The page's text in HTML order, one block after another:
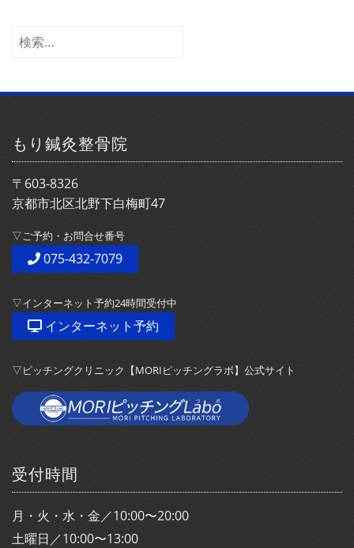
イ
検
もり鍼灸整骨院
〒603-8326
京都市北区北野下白梅町47
▽ご予約・お問合せ番号
075-432-7079
▽インターネット予約24時間受付中
インターネット予約
▽ピッチングクリニック【MORIピッチングラボ】公式サイト
受付時間
月・火・水・金／10:00〜20:00
土曜日／10:00〜13:00